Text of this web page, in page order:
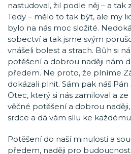
nastudoval, žil podle něj – a tak
Tedy – mělo to tak být, ale my
bylo na nás moc složité.
sobectví a tak jsme svým
vnášeli bolest a strach. Bůh si
potěšení a dobrou naději nám
předem. Ne proto, že plníme
dokázali plnit. Sám pak náš
Otec, který si nás zamiloval a
věčné potěšení a dobrou
srdce a dá vám sílu ke
Potěšení do naší minulosti a
předem, naději pro